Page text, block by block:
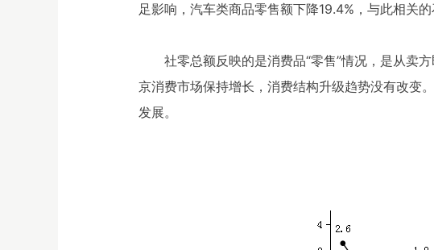
足影响，汽车类商品零售额下降19.4%，与此相关
社零总额反映的是消费品“零售”情况，是从卖
京消费市场保持增长，消费结构升级趋势没有改变
发展。